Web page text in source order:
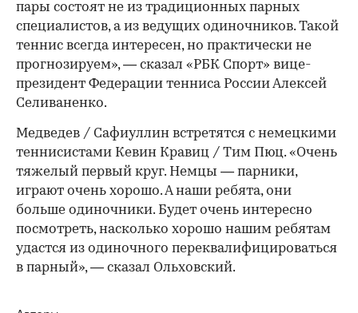
пары состоят не из традиционных парных
специалистов, а из ведущих одиночников. Такой
теннис всегда интересен, но практически не
прогнозируем», — сказал «РБК Спорт» вице-
президент Федерации тенниса России Алексей
Селиваненко.
Медведев / Сафиуллин встретятся с немецкими
теннисистами Кевин Кравиц / Тим Пюц. «Очень
тяжелый первый круг. Немцы — парники,
играют очень хорошо. А наши ребята, они
больше одиночники. Будет очень интересно
посмотреть, насколько хорошо нашим ребятам
удастся из одиночного переквалифицироваться
в парный», — сказал Ольховский.